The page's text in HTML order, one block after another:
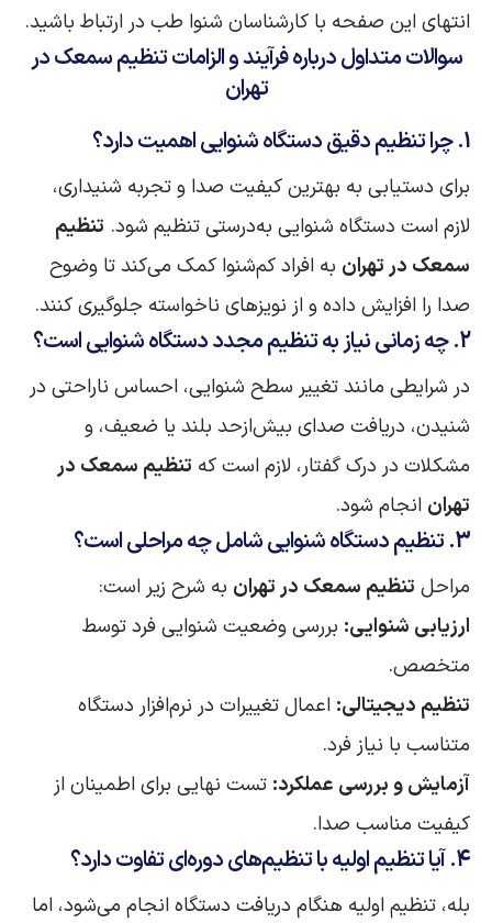
انتهای این صفحه با کارشناسان شنوا طب در ارتباط باشید.
سوالات متداول درباره فرآیند و الزامات تنظیم سمعک در
تهران
1. چرا تنظیم دقیق دستگاه شنوایی اهمیت دارد؟
برای دستیابی به بهترین کیفیت صدا و تجربه شنیداری،
لازم است دستگاه شنوایی به‌درستی تنظیم شود. تنظیم
سمعک در تهران به افراد کم‌شنوا کمک می‌کند تا وضوح
صدا را افزایش داده و از نویزهای ناخواسته جلوگیری کنند.
2. چه زمانی نیاز به تنظیم مجدد دستگاه شنوایی است؟
در شرایطی مانند تغییر سطح شنوایی، احساس ناراحتی در
شنیدن، دریافت صدای بیش‌ازحد بلند یا ضعیف، و
مشکلات در درک گفتار، لازم است که تنظیم سمعک در
تهران انجام شود.
3. تنظیم دستگاه شنوایی شامل چه مراحلی است؟
مراحل تنظیم سمعک در تهران به شرح زیر است:
ارزیابی شنوایی: بررسی وضعیت شنوایی فرد توسط
متخصص.
تنظیم دیجیتالی: اعمال تغییرات در نرم‌افزار دستگاه
متناسب با نیاز فرد.
آزمایش و بررسی عملکرد: تست نهایی برای اطمینان از
کیفیت مناسب صدا.
4. آیا تنظیم اولیه با تنظیم‌های دوره‌ای تفاوت دارد؟
بله، تنظیم اولیه هنگام دریافت دستگاه انجام می‌شود، اما